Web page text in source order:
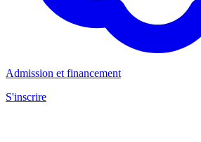
Admission et financement
S'inscrire